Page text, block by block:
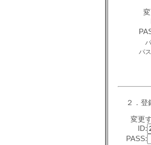
パ
２．登
変更
ID:
PASS: